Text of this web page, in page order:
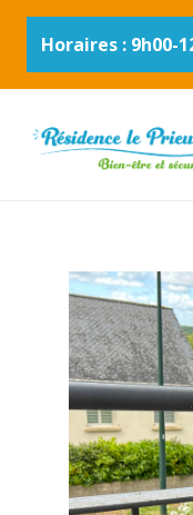
Horaires : 9h00-